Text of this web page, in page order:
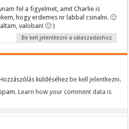
fel a figyelmet, amit Charlie is
hogy erdemes nr labbal csinalni. 🙂
valoban! 🙂 )
Be kell jelentkezni a válaszadáshoz
küldéséhez be kell jelentkezni.
Learn how your comment data is